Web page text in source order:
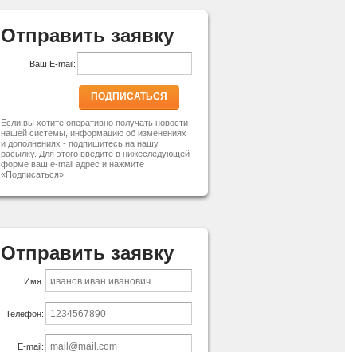
Отправить заявку
Ваш E-mail:
ПОДПИСАТЬСЯ
Если вы хотите оперативно получать новости
нашей системы, информацию об изменениях
и дополнениях - подпишитесь на нашу
расылку. Для этого введите в нижеследующей
форме ваш e-mail адрес и нажмите
«Подписаться».
Отправить заявку
Имя:
Телефон:
E-mail: